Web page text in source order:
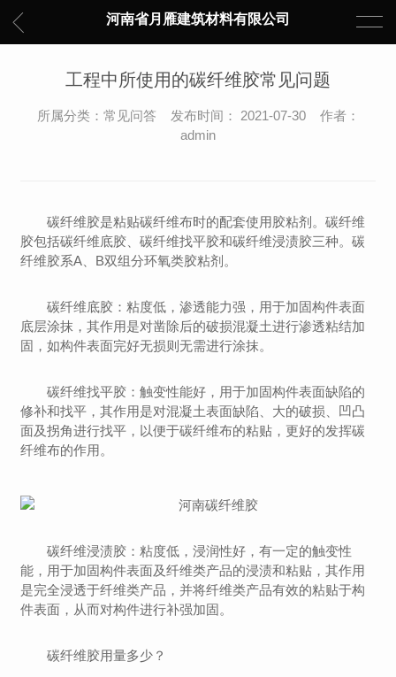
河南省月雁建筑材料有限公司
工程中所使用的碳纤维胶常见问题
所属分类：常见问答 发布时间： 2021-07-30 作者：
admin
碳纤维胶是粘贴碳纤维布时的配套使用胶粘剂。碳纤维
胶包括碳纤维底胶、碳纤维找平胶和碳纤维浸渍胶三种。碳
纤维胶系A、B双组分环氧类胶粘剂。
碳纤维底胶：粘度低，渗透能力强，用于加固构件表面
底层涂抹，其作用是对凿除后的破损混凝土进行渗透粘结加
固，如构件表面完好无损则无需进行涂抹。
碳纤维找平胶：触变性能好，用于加固构件表面缺陷的
修补和找平，其作用是对混凝土表面缺陷、大的破损、凹凸
面及拐角进行找平，以便于碳纤维布的粘贴，更好的发挥碳
纤维布的作用。
碳纤维浸渍胶：粘度低，浸润性好，有一定的触变性
能，用于加固构件表面及纤维类产品的浸渍和粘贴，其作用
是完全浸透于纤维类产品，并将纤维类产品有效的粘贴于构
件表面，从而对构件进行补强加固。
碳纤维胶用量多少？